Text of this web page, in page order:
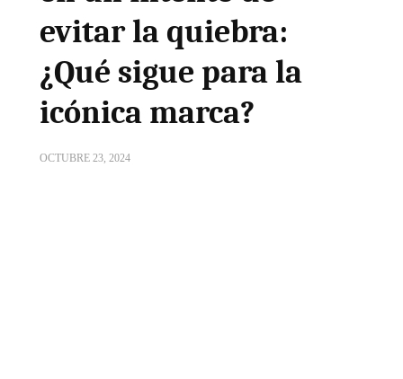
evitar la quiebra:
¿Qué sigue para la
icónica marca?
OCTUBRE 23, 2024